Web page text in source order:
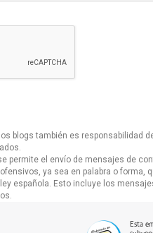
blogs también es responsabilidad
permite el envío de mensajes de
ya sea en palabra o
española. Esto incluye los
Esta